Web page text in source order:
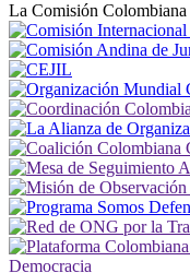
La Comisión Colombiana